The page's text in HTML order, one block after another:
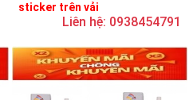
sticker trên vải
Liên hệ: 0938454791